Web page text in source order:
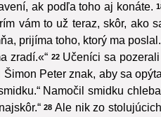
ak podľa toho aj konáte.
vám to už teraz, skôr, ako
prijíma toho, ktorý ma
zradí.«“ 22 Učeníci sa
Šimon Peter znak, aby sa
Namočil smidku
28 Ale nik zo